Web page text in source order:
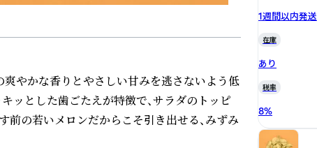
やかな香りとやさしい甘みを逃さないよう低
ッとした歯ごたえが特徴で、サラダのトッピ
前の若いメロンだからこそ引き出せる、みずみ
1週間以内発送
在庫
あり
税率
8%